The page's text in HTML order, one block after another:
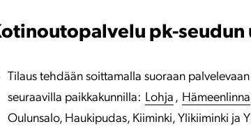
pk-
Tilaus tehdään soittamalla suoraan
seuraavilla paikkakunnilla: Lohja , Hämeenlinna
Oulunsalo, Haukipudas, Kiiminki, Ylikiiminki ja